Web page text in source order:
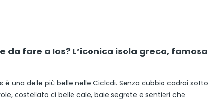
da fare a Ios? L’iconica isola greca, famosa
è una delle più belle nelle Cicladi. Senza dubbio cadrai sotto
costellato di belle cale, baie segrete e sentieri che